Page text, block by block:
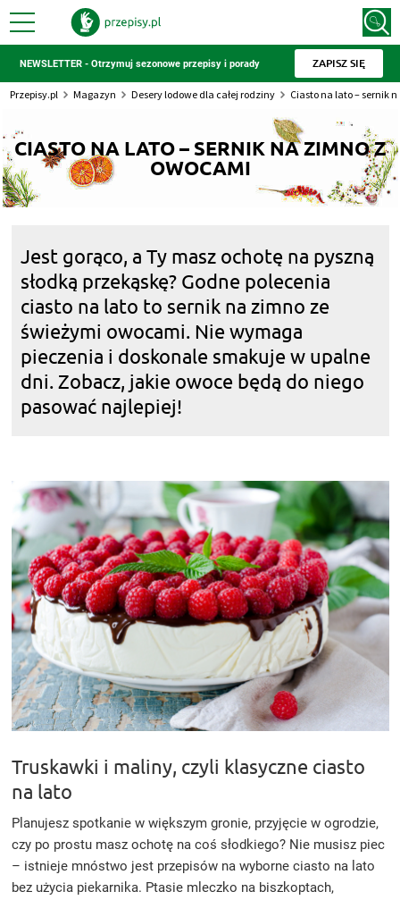
NEWSLETTER - Otrzymuj sezonowe przepisy i porady ZAPISZ SIĘ
Przepisy.pl Magazyn Desery lodowe dla całej rodziny Ciasto na lato – sernik
CIASTO NA LATO – SERNIK NA ZIMNO Z
OWOCAMI
Jest gorąco, a Ty masz ochotę na pyszną
słodką przekąskę? Godne polecenia
ciasto na lato to sernik na zimno ze
świeżymi owocami. Nie wymaga
pieczenia i doskonale smakuje w upalne
dni. Zobacz, jakie owoce będą do niego
pasować najlepiej!
Truskawki i maliny, czyli klasyczne ciasto
na lato
Planujesz spotkanie w większym gronie, przyjęcie w ogrodzie,
czy po prostu masz ochotę na coś słodkiego? Nie musisz piec
– istnieje mnóstwo jest przepisów na wyborne ciasto na lato
bez użycia piekarnika. Ptasie mleczko na biszkoptach,